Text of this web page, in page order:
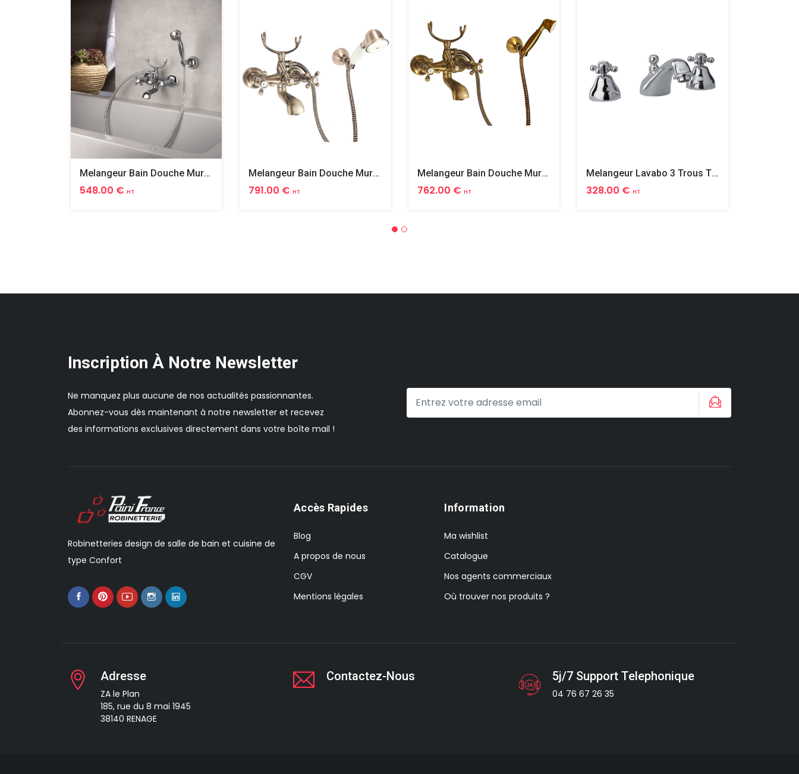
Melangeur Bain Douche Mural Complet Tiffany
548.00 € HT
Melangeur Bain Douche Mural Complet Tiffany
791.00 € HT
Melangeur Bain Douche Mural Complet Tiffany
762.00 € HT
Melangeur Lavabo 3 Trous Tiffany
328.00 € HT
Inscription À Notre Newsletter
Ne manquez plus aucune de nos actualités passionnantes.
Abonnez-vous dès maintenant à notre newsletter et recevez
des informations exclusives directement dans votre boîte mail !
Robinetteries design de salle de bain et cuisine de
type Confort
Accès Rapides
Blog
A propos de nous
CGV
Mentions légales
Information
Ma wishlist
Catalogue
Nos agents commerciaux
Où trouver nos produits ?
Adresse
ZA le Plan
185, rue du 8 mai 1945
38140 RENAGE
Contactez-Nous 5j/7 Support Telephonique
04 76 67 26 35